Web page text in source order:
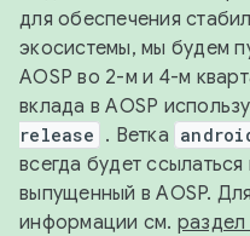
для обеспечения
экосистемы, мы будем
AOSP во 2-м и 4-м
вклада в AOSP
release . Ветка
всегда будет
выпущенный в AOSP.
информации см. раздел